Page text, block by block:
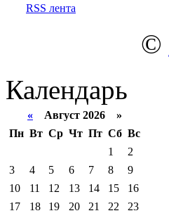
RSS лента
©
Календарь
« Август 2026 »
Пн Вт Ср Чт Пт Сб Вс
1
2
3
4 5 6 7 8
9
10
11 12 13 14 15
16
17
18 19 20 21 22
23